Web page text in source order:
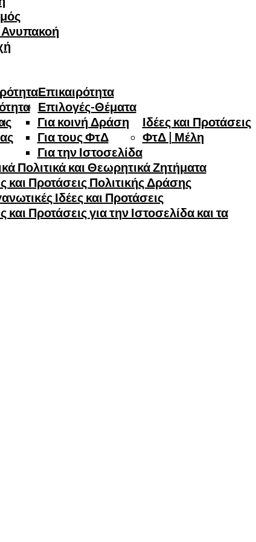
Ανυπακοή
Επικαιρότητα
Επιλογές-Θέματα
Ιδέες και Προτάσεις
Για κοινή Δράση
Για τους ΦτΔ
Για την Ιστοσελίδα
ΦτΔ | Μέλη
Πολιτικά και Θεωρητικά Ζητήματα
και Προτάσεις Πολιτικής Δράσης
Ιδέες και Προτάσεις
Προτάσεις για την Ιστοσελίδα και τα